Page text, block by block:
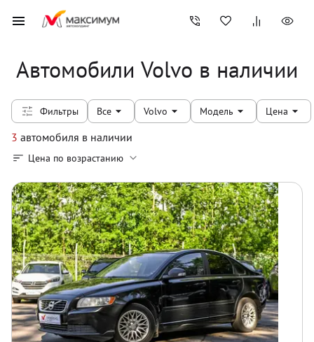
Автомобили Volvo в наличии
Фильтры Все Volvo Модель Цена
3 автомобиля в наличии
Цена по возрастанию